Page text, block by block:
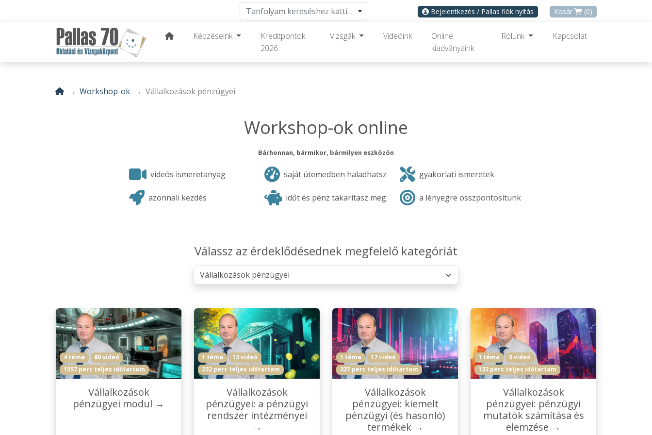
Tanfolyam kereséshez kattints ide Bejelentkezés / Pallas fiók nyitás Kosár (0)
Képzéseink
Kreditpontok
2026.
Vizsgák Videóink
Online
kiadványaink
Rólunk Kapcsolat
Workshop-ok Vállalkozások pénzügyei
Workshop-ok online
Bárhonnan, bármikor, bármilyen eszközön
videós ismeretanyag
azonnali kezdés
saját ütemedben haladhatsz
időt és pénz takarítasz meg
gyakorlati ismeretek
a lényegre összpontosítunk
Válassz az érdeklődésednek megfelelő kategóriát
4 téma
80 videó
1557 perc teljes időtartam
Vállalkozások
pénzügyei modul →
1 téma
13 videó
232 perc teljes időtartam
Vállalkozások
pénzügyei: a pénzügyi
rendszer intézményei
→
1 téma
17 videó
327 perc teljes időtartam
Vállalkozások
pénzügyei: kiemelt
pénzügyi (és hasonló)
termékek →
1 téma
5 videó
132 perc teljes időtartam
Vállalkozások
pénzügyei: pénzügyi
mutatók számítása és
elemzése →